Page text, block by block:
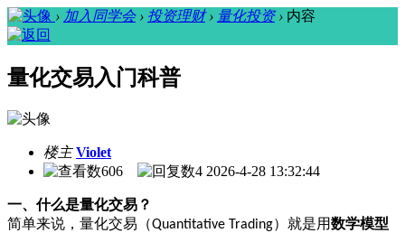
› 加入同学会 › 投资理财 › 量化投资 › 内容
量化交易入门科普
楼主 Violet
606
4 2026-4-28 13:32:44
一、什么是量化交易？
简单来说，量化交易（Quantitative Trading）就是用数学模型